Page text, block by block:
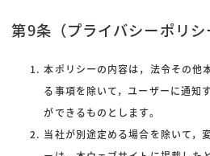
第9条（プライバシーポリシ
本ポリシーの内容は，法令その他
る事項を除いて，ユーザーに通知
ができるものとします。
当社が別途定める場合を除いて，